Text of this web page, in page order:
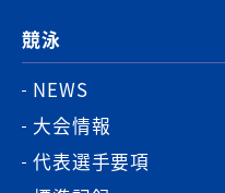
競泳
NEWS
大会情報
代表選手要項